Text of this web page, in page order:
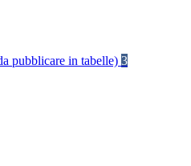
pubblicare in tabelle) 3